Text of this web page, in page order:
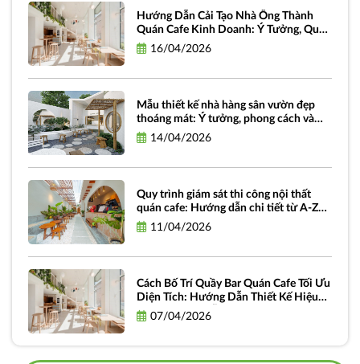
Hướng Dẫn Cải Tạo Nhà Ống Thành
Quán Cafe Kinh Doanh: Ý Tưởng, Quy
Trình Và Chi Phí
16/04/2026
Mẫu thiết kế nhà hàng sân vườn đẹp
thoáng mát: Ý tưởng, phong cách và
hình ảnh truyền cảm hứng
14/04/2026
Quy trình giám sát thi công nội thất
quán cafe: Hướng dẫn chi tiết từ A-Z
dành cho chủ đầu tư
11/04/2026
Cách Bố Trí Quầy Bar Quán Cafe Tối Ưu
Diện Tích: Hướng Dẫn Thiết Kế Hiệu
Quả và Thực Tiễn
07/04/2026